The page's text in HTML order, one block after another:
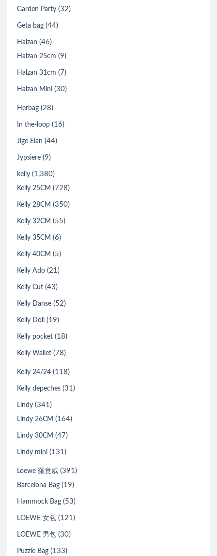
Garden Party (32)
Geta bag (44)
Halzan (46)
Halzan 25cm (9)
Halzan 31cm (7)
Halzan Mini (30)
Herbag (28)
In the-loop (16)
Jige Elan (44)
Jypsiere (9)
kelly (1,380)
Kelly 25CM (728)
Kelly 28CM (350)
Kelly 32CM (55)
Kelly 35CM (6)
Kelly 40CM (5)
Kelly Ado (21)
Kelly Cut (43)
Kelly Danse (52)
Kelly Doll (19)
Kelly pocket (18)
Kelly Wallet (78)
Kelly 24/24 (118)
Kelly depeches (31)
Lindy (341)
Lindy 26CM (164)
Lindy 30CM (47)
Lindy mini (131)
Loewe 羅意威 (391)
Barcelona Bag (19)
Hammock Bag (53)
LOEWE 女包 (121)
LOEWE 男包 (30)
Puzzle Bag (133)